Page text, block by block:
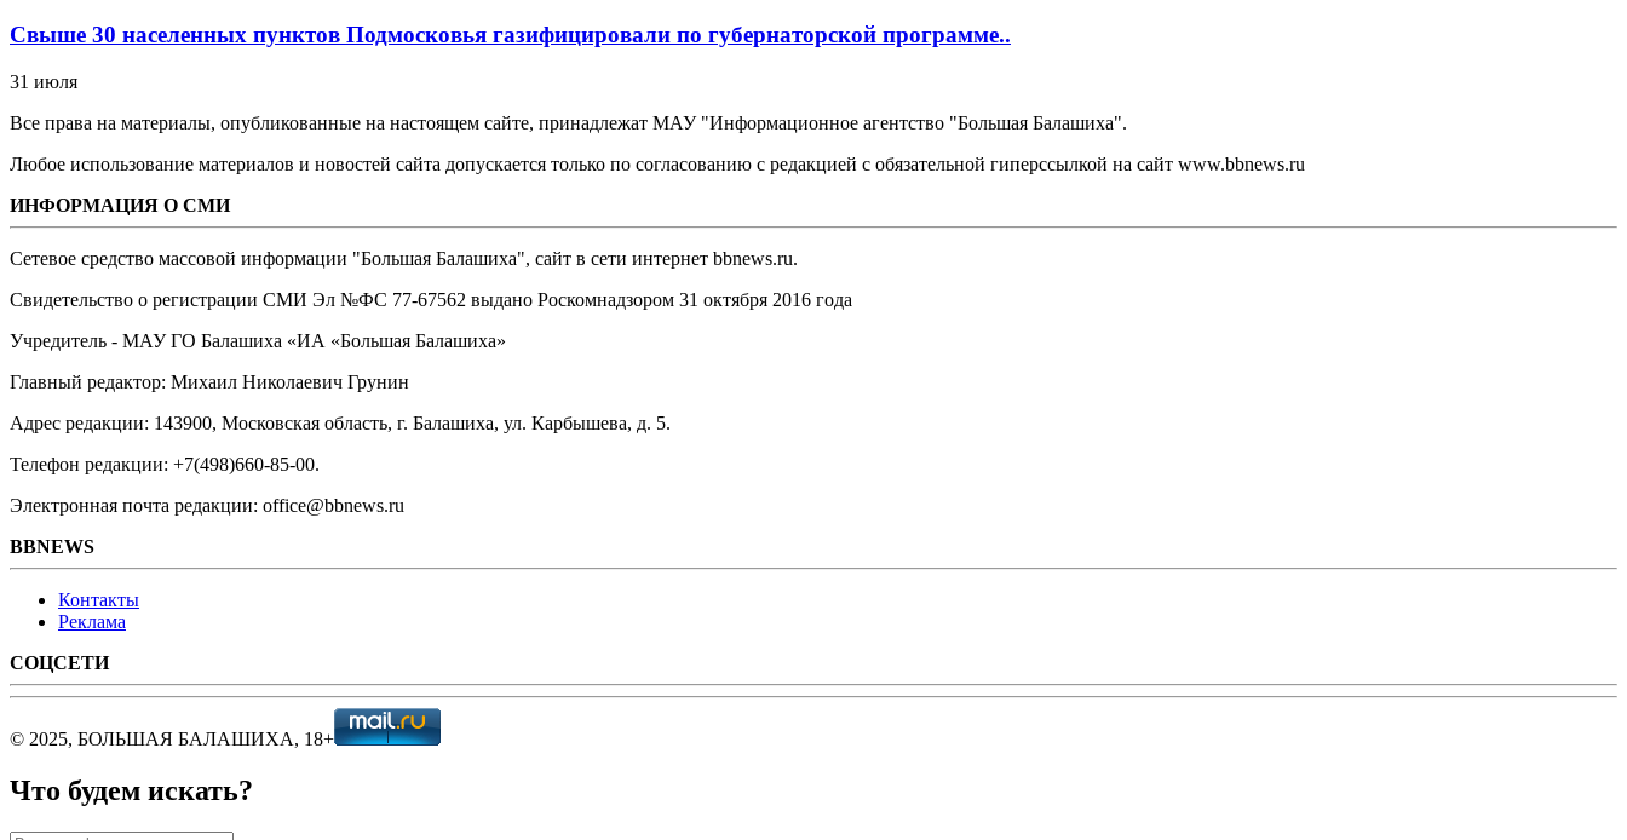
Свыше 30 населенных пунктов Подмосковья газифицировали по губернаторской программе..
31 июля
Все права на материалы, опубликованные на настоящем сайте, принадлежат МАУ "Информационное агентство "Большая Балашиха".
Любое использование материалов и новостей сайта допускается только по согласованию с редакцией с обязательной гиперссылкой на сайт www.bbnews.ru
ИНФОРМАЦИЯ О СМИ
Сетевое средство массовой информации "Большая Балашиха", сайт в сети интернет bbnews.ru.
Свидетельство о регистрации СМИ Эл №ФС ‎77-67562 выдано Роскомнадзором 31 октября 2016 года
Учредитель - МАУ ГО Балашиха «ИА «Большая Балашиха»
Главный редактор: Михаил Николаевич Грунин
Адрес редакции: 143900, Московская область, г. Балашиха, ул. Карбышева, д. 5.
Телефон редакции: +7(498)660-85-00.
Электронная почта редакции: office@bbnews.ru
BBNEWS
Контакты
Реклама
СОЦСЕТИ
© 2025, БОЛЬШАЯ БАЛАШИХА, 18+
Что будем искать?